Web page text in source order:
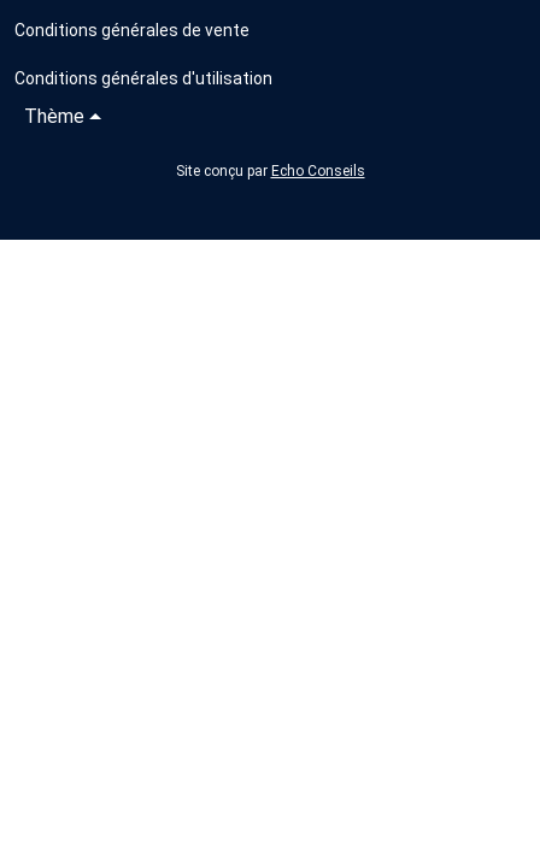
Conditions générales de vente
Conditions générales d'utilisation
Thème
Site conçu par Echo Conseils